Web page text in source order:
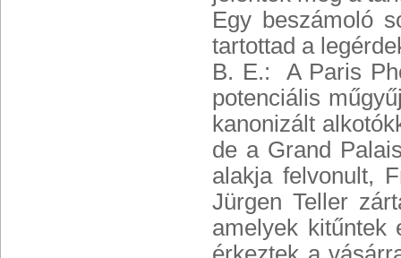
Egy beszámoló
tartottad a
B. E.: A Paris
potenciális
kanonizált
de a Grand
alakja felvonult,
Jürgen Teller
amelyek kitűntek